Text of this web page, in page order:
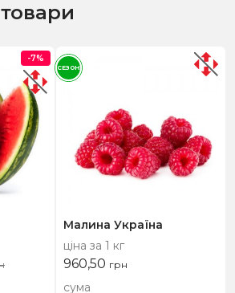
-7%
Малина Україна
ціна за 1 кг
960,50 грн
сума
СЕЗОН